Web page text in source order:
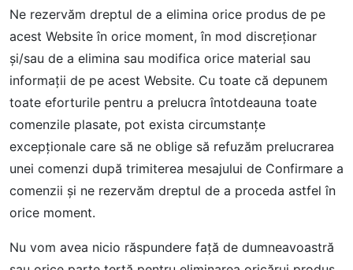
Ne rezervăm dreptul de a elimina orice produs de pe
acest Website în orice moment, în mod discreționar
şi/sau de a elimina sau modifica orice material sau
informații de pe acest Website. Cu toate că depunem
toate eforturile pentru a prelucra întotdeauna toate
comenzile plasate, pot exista circumstanţe
excepţionale care să ne oblige să refuzăm prelucrarea
unei comenzi după trimiterea mesajului de Confirmare a
comenzii şi ne rezervăm dreptul de a proceda astfel în
orice moment.
Nu vom avea nicio răspundere faţă de dumneavoastră